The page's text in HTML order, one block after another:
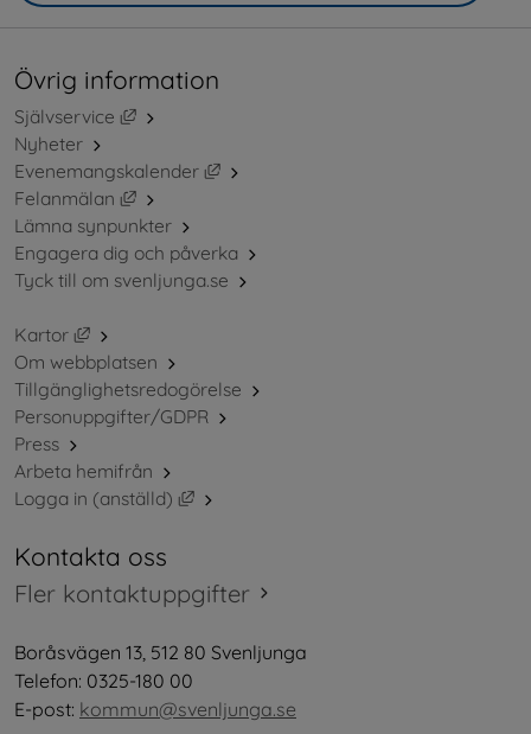
Övrig information
Självservice
Länk till annan webbplats, öppnas i nytt fönster.
Nyheter
Evenemangskalender
Länk till annan webbplats, öppnas i
Felanmälan
Länk till annan webbplats, öppnas i nytt fönster.
Lämna synpunkter
Engagera dig och påverka
Tyck till om svenljunga.se
Kartor
Länk till annan webbplats, öppnas i nytt fönster.
Om webbplatsen
Tillgänglighetsredogörelse
Personuppgifter/GDPR
Press
Arbeta hemifrån
Logga in (anställd)
Länk till annan webbplats, öppnas i nytt
Kontakta oss
Fler kontaktuppgifter
Boråsvägen 13, 512 80 Svenljunga
Telefon: 0325-180 00
E-post: kommun@svenljunga.se